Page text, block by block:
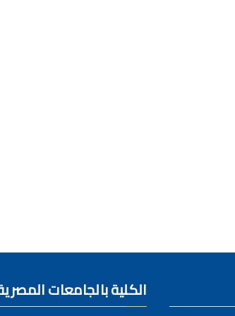
الكلية بالجامعات